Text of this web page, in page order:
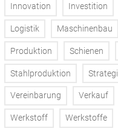
Innovation Investition
Logistik Maschinenbau
Produktion Schienen
Stahlproduktion
Vereinbarung Verkauf
Werkstoff Werkstoffe